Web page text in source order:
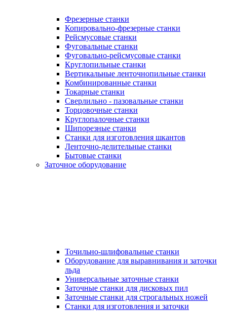
Фрезерные станки
Копировально-фрезерные станки
Рейсмусовые станки
Фуговальные станки
Фуговально-рейсмусовые станки
Круглопильные станки
Вертикальные ленточнопильные станки
Комбинированные станки
Токарные станки
Сверлильно - пазовальные станки
Торцовочные станки
Круглопалочные станки
Шипорезные станки
Станки для изготовления шкантов
Ленточно-делительные станки
Бытовые станки
Заточное оборудование
Точильно-шлифовальные станки
Оборудование для выравнивания и заточки
льда
Универсальные заточные станки
Заточные станки для дисковых пил
Заточные станки для строгальных ножей
Станки для изготовления и заточки